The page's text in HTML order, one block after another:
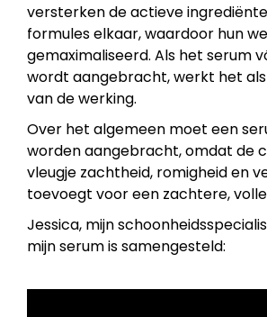
versterken de actieve
formules elkaar, waardoor hun
gemaximaliseerd. Als het serum
wordt aangebracht, werkt het
van de werking.
Over het algemeen moet een
worden aangebracht, omdat de
vleugje zachtheid, romigheid en
toevoegt voor een zachtere,
Jessica, mijn
mijn serum is samengesteld: